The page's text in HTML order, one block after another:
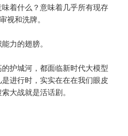
着什么？意味着几乎所有现存
视和洗牌。
力的翅膀。
护城河，都面临新时代大模型
进行时，实实在在在我们眼皮
大战就是活话剧。